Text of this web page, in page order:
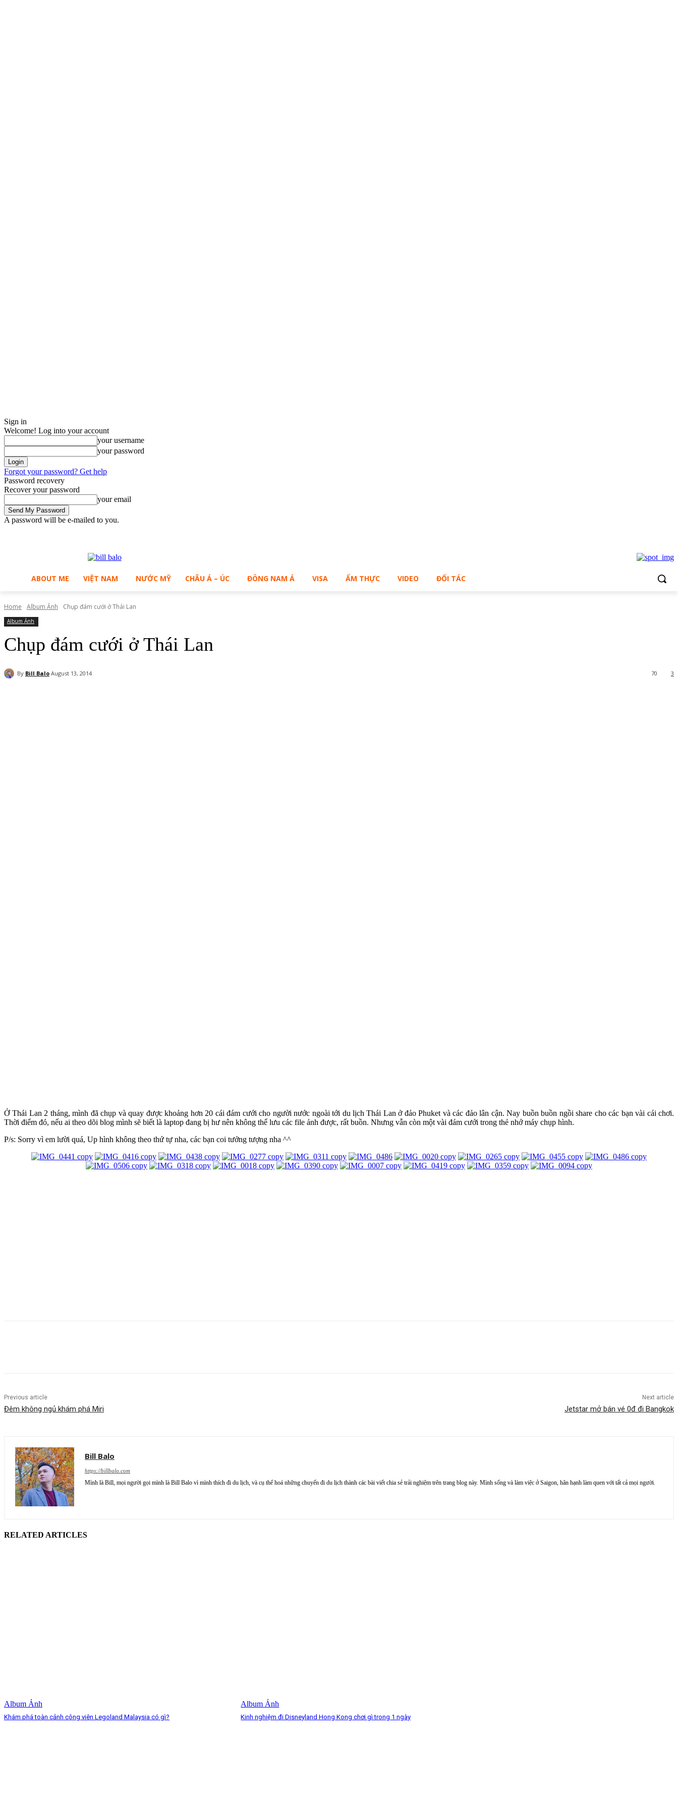
Sign in
Welcome! Log into your account
your username
your password
Forgot your password? Get help
Password recovery
Recover your password
your email
A password will be e-mailed to you.
ABOUT ME VIỆT NAM NƯỚC MỸ CHÂU Á – ÚC ĐÔNG NAM Á VISA ẨM THỰC VIDEO ĐỐI TÁC
Home Album Ảnh Chụp đám cưới ở Thái Lan
Album Ảnh
Chụp đám cưới ở Thái Lan
By Bill Balo August 13, 2014 3
70
Ở Thái Lan 2 tháng, mình đã chụp và quay được khoảng hơn 20 cái đám cưới cho người nước ngoài tới du lịch Thái Lan ở đảo Phuket và các đảo lân cận. Nay buồn buồn ngồi share cho các bạn vài cái chơi.
Thời điểm đó, nếu ai theo dõi blog mình sẽ biết là laptop đang bị hư nên không thể lưu các file ảnh được, rất buồn. Nhưng vẫn còn một vài đám cưới trong thẻ nhớ máy chụp hình.
P/s: Sorry vì em lười quá, Up hình không theo thứ tự nha, các bạn coi tưởng tượng nha ^^
Previous article
Đêm không ngủ khám phá Miri
Next article
Jetstar mở bán vé 0đ đi Bangkok
Bill Balo
https://billbalo.com
Mình là Bill, mọi người gọi mình là Bill Balo vì mình thích đi du lịch, và cụ thể hoá những chuyến đi du lịch thành các bài viết chia sẻ trải nghiệm trên trang blog này. Mình sống và làm việc ở Saigon, hân hạnh làm quen với tất cả mọi người.
RELATED ARTICLES
Album Ảnh
Khám phá toàn cảnh công viên Legoland Malaysia có gì?
Album Ảnh
Kinh nghiệm đi Disneyland Hong Kong chơi gì trong 1 ngày